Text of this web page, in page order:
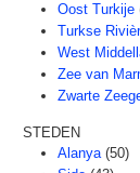
Oost Turkije
Turkse
West
Zee van
Zwarte
STEDEN
Alanya (50)